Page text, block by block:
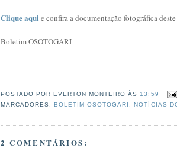
Clique aqui e confira a documentação fotográfica deste
Boletim OSOTOGARI
POSTADO POR EVERTON MONTEIRO ÀS13:59
MARCADORES:BOLETIM OSOTOGARI ,NOTÍCIAS
2 COMENTÁRIOS: